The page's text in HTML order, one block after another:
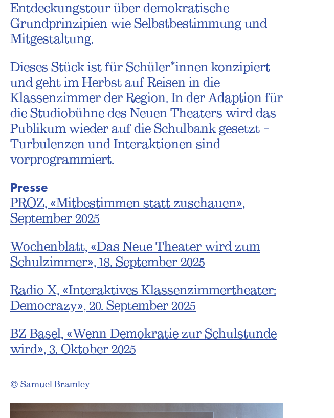
Entdeckungstour über demokratische
Grundprinzipien wie Selbstbestimmung und
Mitgestaltung.
Dieses Stück ist für Schüler*innen konzipiert
und geht im Herbst auf Reisen in die
Klassenzimmer der Region. In der Adaption für
die Studiobühne des Neuen Theaters wird das
Publikum wieder auf die Schulbank gesetzt –
Turbulenzen und Interaktionen sind
vorprogrammiert.
Presse
PROZ, «Mitbestimmen statt zuschauen»,
September 2025
Wochenblatt, «Das Neue Theater wird zum
Schulzimmer», 18. September 2025
Radio X, «Interaktives Klassenzimmertheater:
Democrazy», 20. September 2025
BZ Basel, «Wenn Demokratie zur Schulstunde
wird», 3. Oktober 2025
© Samuel Bramley